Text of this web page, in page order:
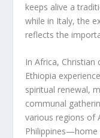
keeps alive a
while in Italy, the
reflects the
In Africa,
Ethiopia
spiritual renewal,
communal
various regions of
Philippines—home